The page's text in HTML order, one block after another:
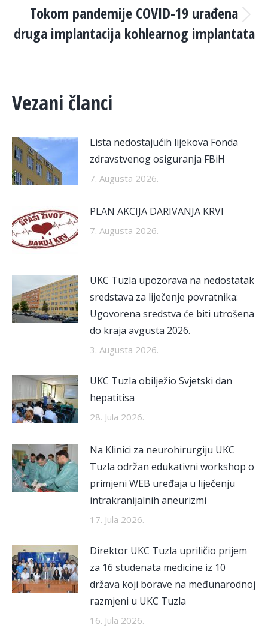
Next
post:
Tokom pandemije COVID-19 urađena
druga implantacija kohlearnog implantata
Vezani članci
Lista nedostajućih lijekova Fonda
zdravstvenog osiguranja FBiH
7. Augusta 2026.
PLAN AKCIJA DARIVANJA KRVI
7. Augusta 2026.
UKC Tuzla upozorava na nedostatak
sredstava za liječenje povratnika:
Ugovorena sredstva će biti utrošena
do kraja avgusta 2026.
3. Augusta 2026.
UKC Tuzla obilježio Svjetski dan
hepatitisa
28. Jula 2026.
Na Klinici za neurohirurgiju UKC
Tuzla održan edukativni workshop o
primjeni WEB uređaja u liječenju
intrakranijalnih aneurizmi
17. Jula 2026.
Direktor UKC Tuzla upriličio prijem
za 16 studenata medicine iz 10
država koji borave na međunarodnoj
razmjeni u UKC Tuzla
16. Jula 2026.